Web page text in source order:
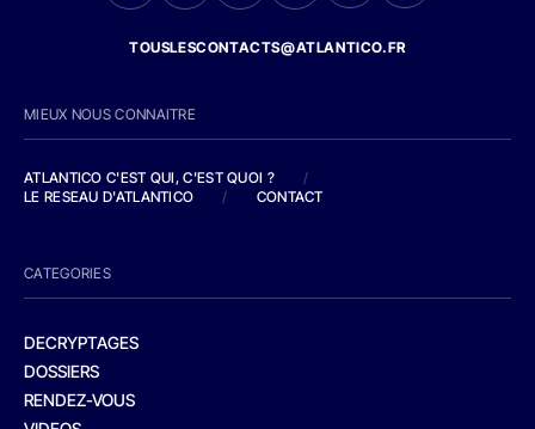
TOUSLESCONTACTS@ATLANTICO.FR
MIEUX NOUS CONNAITRE
ATLANTICO C'EST QUI, C'EST QUOI ?
/
LE RESEAU D'ATLANTICO
/ CONTACT
CATEGORIES
DECRYPTAGES
DOSSIERS
RENDEZ-VOUS